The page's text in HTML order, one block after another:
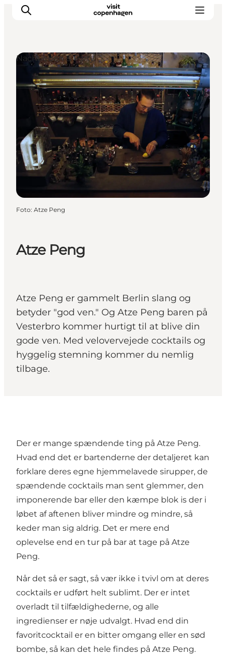
Aktivitäten
Essen und Trinken
Planen
Atze Peng
Atze Peng er gammelt Berlin slang og
betyder "god ven." Og Atze Peng baren på
Vesterbro kommer hurtigt til at blive din
gode ven. Med velovervejede cocktails og
hyggelig stemning kommer du nemlig
tilbage.
Nachtleben & Party
Foto: Atze Peng
Der er mange spændende ting på Atze Peng.
Hvad end det er bartenderne der detaljeret kan
forklare deres egne hjemmelavede sirupper, de
spændende cocktails man sent glemmer, den
imponerende bar eller den kæmpe blok is der i
løbet af aftenen bliver mindre og mindre, så
keder man sig aldrig. Det er mere end
oplevelse end en tur på bar at tage på Atze
Peng.
Når det så er sagt, så vær ikke i tvivl om at deres
cocktails er udført helt sublimt. Der er intet
overladt til tilfældighederne, og alle
ingredienser er nøje udvalgt. Hvad end din
favoritcocktail er en bitter omgang eller en sød
bombe, så kan det hele findes på Atze Peng.